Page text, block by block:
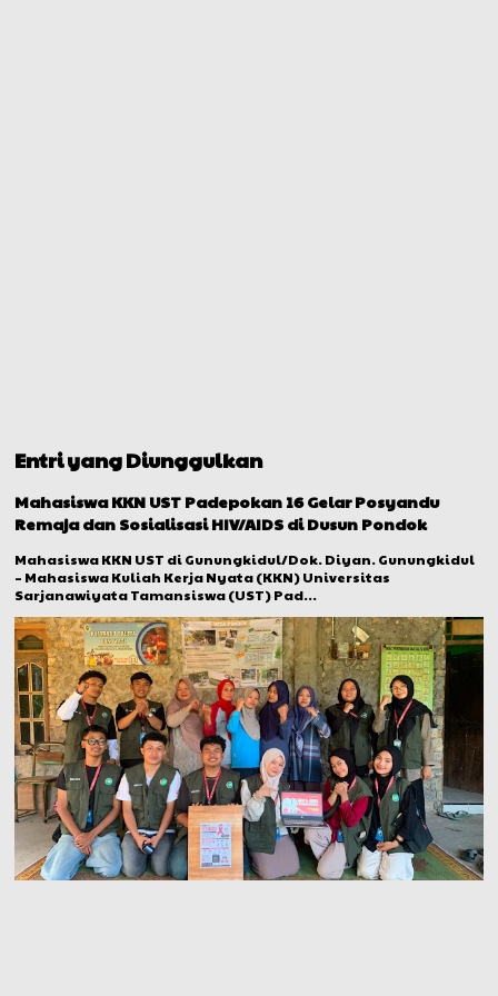
Entri yang Diunggulkan
Mahasiswa KKN UST Padepokan 16 Gelar Posyandu
Remaja dan Sosialisasi HIV/AIDS di Dusun Pondok
Mahasiswa KKN UST di Gunungkidul/Dok. Diyan. Gunungkidul
– Mahasiswa Kuliah Kerja Nyata (KKN) Universitas
Sarjanawiyata Tamansiswa (UST) Pad...